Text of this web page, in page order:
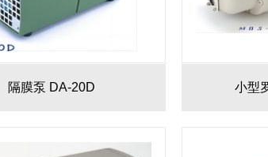
隔膜泵 DA-20D 小型